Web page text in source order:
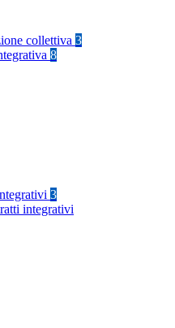
collettiva 3
8
3
integrativi